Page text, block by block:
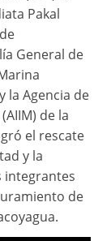
Pakal
General de
la Agencia de
de la
el rescate
y la
integrantes
de